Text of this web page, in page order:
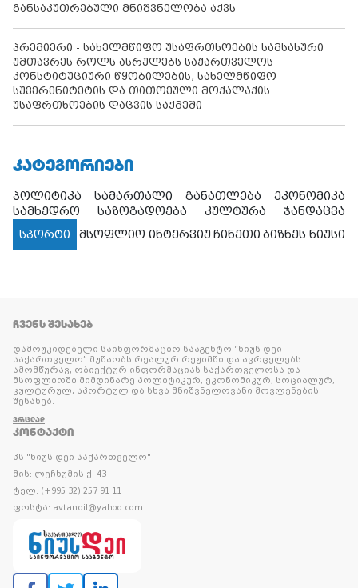
განსაკუთრებული მნიშვნელობა აქვს
პრემიერი - სახელმწიფო უსაფრთხოების სამსახური
უმთავრეს როლს ასრულებს საქართველოს
კონსტიტუციური წყობილების, სახელმწიფო
სუვერენიტეტის და თითოეული მოქალაქის
უსაფრთხოების დაცვის საქმეში
ᲙᲐᲢᲔᲒᲝᲠᲘᲔᲑᲘ
პოლიტიკა სამართალი განათლება
ეკონომიკა
სამხედრო
საზოგადოება კულტურა
ჯანდაცვა
სპორტი
მსოფლიო ინტერვიუ ჩინეთი ბიზნეს ნიუსი
ᲩᲕᲔᲜᲡ ᲨᲔᲡᲐᲮᲔᲑ
დამოუკიდებელი საინფორმაციო სააგენტო “ნიუს დეი
საქართველო” მუშაობს რეალურ რეჟიმში და ავრცელებს
ამომწურავ, ობიექტურ ინფორმაციას საქართველოსა და
მსოფლიოში მიმდინარე პოლიტიკურ, ეკონომიკურ, სოციალურ,
კულტურულ, სპორტულ და სხვა მნიშვნელოვანი მოვლენების
შესახებ.
ᲕᲠᲪᲚᲐᲓ
ᲙᲝᲜᲢᲐᲥᲢᲘ
პს "ნიუს დეი საქართველო"
მის: ლეჩხუმის ქ. 43
ტელ: (+995 32) 257 91 11
ფოსტა: avtandil@yahoo.com